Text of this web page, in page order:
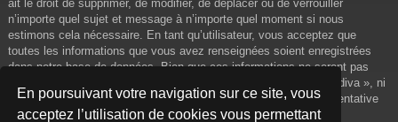
En poursuivant votre navigation sur ce site, vous
acceptez l’utilisation de cookies vous permettant
ait le droit de supprimer, de modifier, de déplacer ou de verrouiller
n’importe quel sujet et message à n’importe quel moment si nous
estimons cela nécessaire. En tant qu’utilisateur, vous acceptez que
toutes les informations que vous avez renseignées soient enregistrées
dans notre base de données. Bien que ces informations ne seront pas
diffusées à une tierce partie sans votre consentement, ni « Autodiva », ni
phpBB, ne pourront être tenus comme responsables en cas de tentative
de piratage informatique visant à compromettre vos données.